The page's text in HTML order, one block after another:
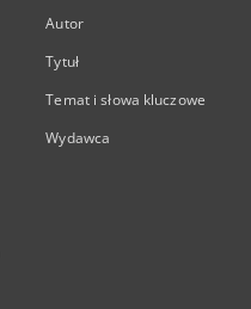
Autor
Tytuł
Temat i słowa kluczowe
Wydawca